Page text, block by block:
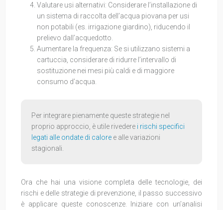
Valutare usi alternativi: Considerare l’installazione di
un sistema di raccolta dell’acqua piovana per usi
non potabili (es. irrigazione giardino), riducendo il
prelievo dall’acquedotto.
Aumentare la frequenza: Se si utilizzano sistemi a
cartuccia, considerare di ridurre l’intervallo di
sostituzione nei mesi più caldi e di maggiore
consumo d’acqua.
Per integrare pienamente queste strategie nel
proprio approccio, è utile rivedere i rischi specifici
legati alle ondate di calore e alle variazioni
stagionali.
Ora che hai una visione completa delle tecnologie, dei
rischi e delle strategie di prevenzione, il passo successivo
è applicare queste conoscenze. Iniziare con un’analisi